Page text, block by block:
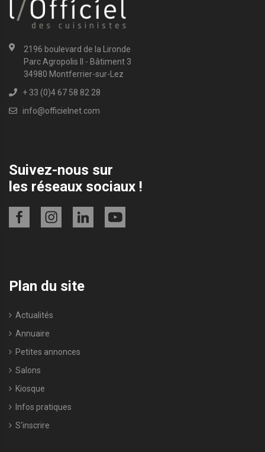
2196 boulevard de la Lironde
Parc Agropolis II - Bâtiment 3
34980 Montferrier-sur-Lez
+ 33 (0)4 67 58 82 28
info@officielnet.com
Suivez-nous sur
les réseaux sociaux !
Plan du site
Actualités
Annuaire
Petites annonces
Salons
Kiosque
Infos pratiques
S'inscrire